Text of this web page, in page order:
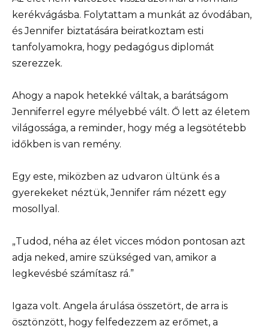
kerékvágásba. Folytattam a munkát az óvodában,
és Jennifer biztatására beiratkoztam esti
tanfolyamokra, hogy pedagógus diplomát
szerezzek.
Ahogy a napok hetekké váltak, a barátságom
Jenniferrel egyre mélyebbé vált. Ő lett az életem
világossága, a reminder, hogy még a legsötétebb
időkben is van remény.
Egy este, miközben az udvaron ültünk és a
gyerekeket néztük, Jennifer rám nézett egy
mosollyal.
„Tudod, néha az élet vicces módon pontosan azt
adja neked, amire szükséged van, amikor a
legkevésbé számítasz rá.”
Igaza volt. Angela árulása összetört, de arra is
ösztönzött, hogy felfedezzem az erőmet, a